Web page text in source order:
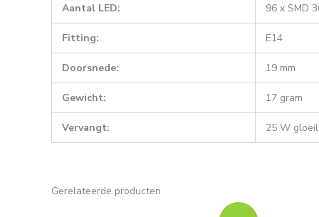
Aantal LED: 96 x SMD
Fitting: E14
Doorsnede: 19 mm
Gewicht: 17 gram
Vervangt: 25 W
Gerelateerde producten